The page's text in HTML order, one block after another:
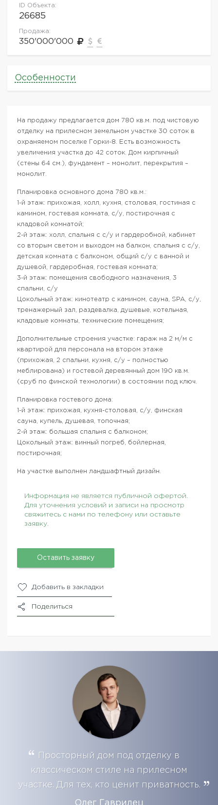
ID Объекта:
26685
Продажа:
350'000'000
Особенности
На продажу предлагается дом 780 кв.м. под чистовую
отделку на прилесном земельном участке 30 соток в
охраняемом поселке Горки-8. Есть возможность
увеличения участка до 42 соток. Дом кирпичный
(стены 64 см.), фундамент – монолит, перекрытия –
монолит.
Планировка основного дома 780 кв.м.:
1-й этаж: прихожая, холл, кухня, столовая, гостиная с
камином, гостевая комната, с/у, постирочная с
кладовой комнатой;
2-й этаж: холл, спальня с с/у и гардеробной, кабинет
со вторым светом и выходом на балкон, спальня с с/у,
детская комната с балконом, общий с/у с ванной и
душевой, гардеробная, гостевая комната;
3-й этаж: помещения свободного назначения, 3
спальни, с/у
Цокольный этаж: кинотеатр с камином, сауна, SPA, с/у,
тренажерный зал, раздевалка, душевые, котельная,
кладовые комнаты, технические помещения;
Дополнительные строения участке: гараж на 2 м/м с
квартирой для персонала на втором этаже
(прихожая, 2 спальни, кухня, с/у – полностью
меблирована) и гостевой деревянный дом 190 кв.м.
(сруб по финской технологии) в состоянии под ключ.
Планировка гостевого дома:
1-й этаж: прихожая, кухня-столовая, с/у, финская
сауна, купель, душевая, топочная;
2-й этаж: большая спальня с балконом;
Цокольный этаж: винный погреб, бойлерная,
постирочная;
На участке выполнен ландшафтный дизайн.
Информация не является публичной офертой.
Для уточнения условий и записи на просмотр
свяжитесь с нами по телефону или оставьте
заявку.
Оставить заявку
Добавить в закладки
Поделиться
Просторный дом под отделку в
классическом стиле на прилесном
участке. Для тех, кто ценит приватность.
Олег Гаврилец